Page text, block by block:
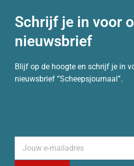
Schrijf je in voor
nieuwsbrief
Blijf op de hoogte en schrijf je in
nieuwsbrief “Scheepsjournaal”.